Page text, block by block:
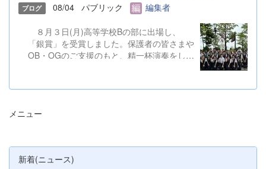
ブログ 08/04 パブリック 編集者
８月３日(月)高等学校Bの部に出場し、
「銀賞」を受賞しました。保護者の皆さまや
OB・OGのご支援のもと、精一杯演奏をして
は、ソロやアンサンブルのコンテストに向け
願いいたします。 &nbsp; &nbsp; &nbsp;
メニュー
新着(ニュース)